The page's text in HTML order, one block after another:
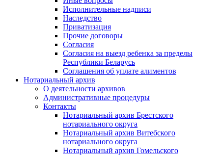
Исполнительные надписи
Наследство
Приватизация
Прочие договоры
Согласия
Согласия на выезд ребенка за пределы
Республики Беларусь
Соглашения об уплате алиментов
Нотариальный архив
О деятельности архивов
Административные процедуры
Контакты
Нотариальный архив Брестского
нотариального округа
Нотариальный архив Витебского
нотариального округа
Нотариальный архив Гомельского